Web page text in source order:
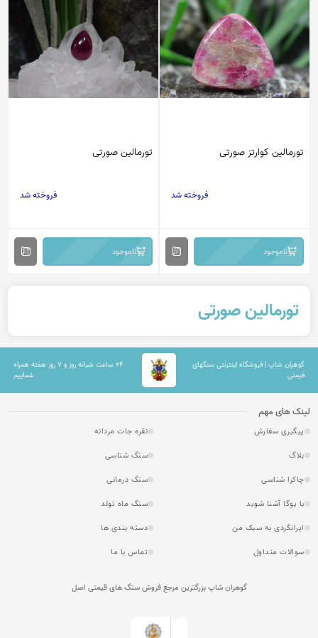
تورمالین کوارتز صورتی
فروخته شد
ناموجود
تورمالین صورتی
فروخته شد
ناموجود
تورمالین صورتی
گوهران شاپ | فروشگاه اینترنتی سنگهای
قیمتی
۲۴ ساعت شبانه روز و ۷ روز هفته همراه
شماییم
لینک های مهم
پیگیری سفارش
نقره جات مردانه
بلاگ
سنگ شناسی
چاکرا شناسی
سنگ درمانی
با یوگا آشنا شوید
سنگ ماه تولد
ایرانگردی به سبک من
دسته بندی ها
سوالات متداول
تماس با ما
گوهران شاپ بزرگترین مرجع فروش سنگ های قیمتی اصل